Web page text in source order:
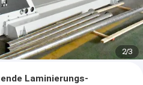
2/3
Laminierungs-